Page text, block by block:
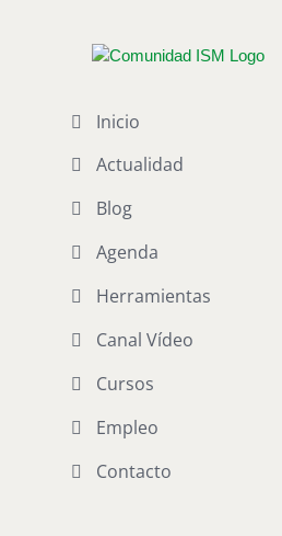
Inicio
Actualidad
Blog
Agenda
Herramientas
Canal Vídeo
Cursos
Empleo
Contacto